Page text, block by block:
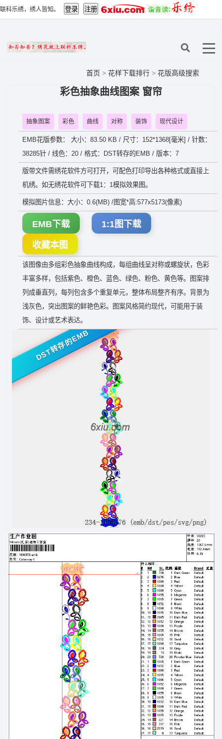
联科乐绣，绣人皆知。
首页 > 花样下载排行 > 花版高级搜索
彩色抽象曲线图案 窗帘
抽象图案 彩色 曲线 对称 装饰 现代设计
EMB花版参数： 大小：83.50 KB / 尺寸：152*1368[毫米] / 针数：
38285针 / 线色：20 / 格式：DST转存的EMB / 版本：7
版带文件需绣花软件方可打开，可配色打印导出各种格式或直接上
机绣。如无绣花软件可下载1：1模拟效果图。
模拟图片信息：大小：0.6(MB) /图宽*高:577x5173(像素)
EMB下载 1:1图下载
收藏本图
该图像由多组彩色抽象曲线构成，每组曲线呈对称或螺旋状，色彩
丰富多样，包括紫色、橙色、蓝色、绿色、粉色、黄色等。图案排
列成垂直列，每列包含多个重复单元，整体布局整齐有序。背景为
浅灰色，突出图案的鲜艳色彩。图案风格简约现代，可能用于装
饰、设计或艺术表达。
DST转存的EMB